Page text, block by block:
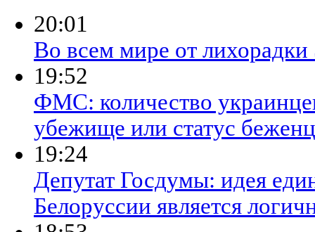
20:01
Во всем мире от
19:52
ФМС: количество
убежище или статус
19:24
Депутат Госдумы: идея
Белоруссии является